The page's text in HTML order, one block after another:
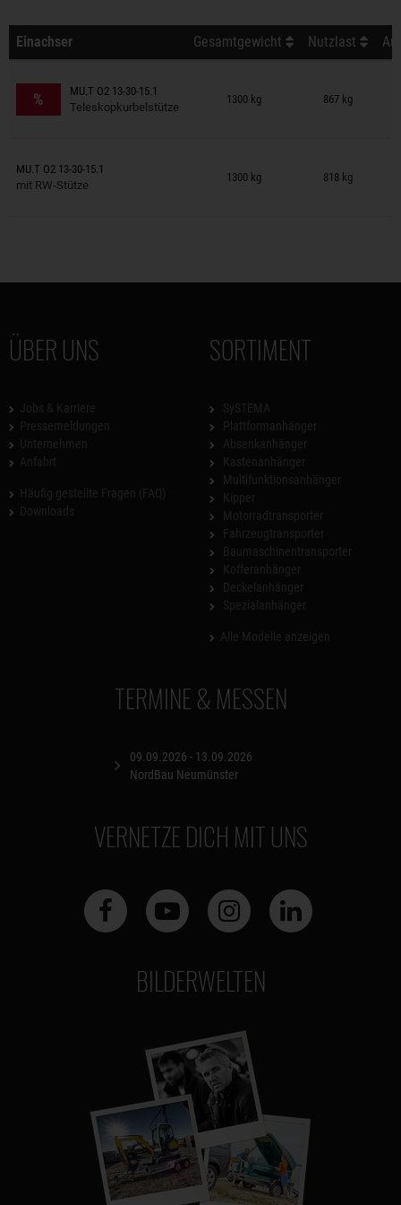
Einachser Gesamtgewicht Nutzlast
%
MU.T O2 13-30-15.1
Teleskopkurbelstütze
1300 kg 867 kg
Anhänger auf Merkzettel
MU.T O2 13-30-15.1
mit RW-Stütze
1300 kg 818 kg
Anhänger auf Merkzettel
ÜBER UNS SORTIMENT
TERMINE & MESSEN
09.09.2026 - 13.09.2026
NordBau Neumünster
VERNETZE DICH MIT UNS
BILDERWELTEN